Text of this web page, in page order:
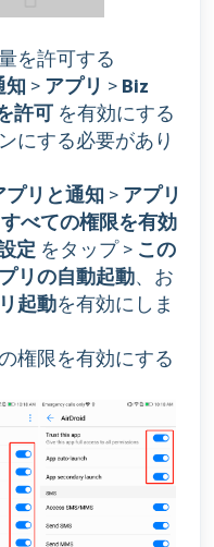
を許可する
知 > アプリ > Biz
許可 を有効にする
にする必要があり
プリと通知 > アプリ
すべての権限を有効
定 をタップ > この
リの自動起動、お
起動を有効にしま
権限を有効にする